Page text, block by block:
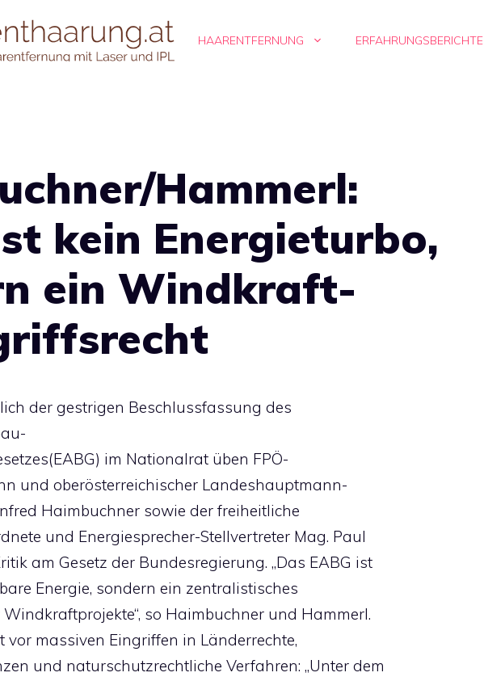
HAARENTFERNUNG ERFAHRUNGSBERICHTE
Hammerl:
kein Energieturbo,
ein Windkraft-
der gestrigen Beschlussfassung des
im Nationalrat üben FPÖ-
und oberösterreichischer Landeshauptmann-
Haimbuchner sowie der freiheitliche
und Energiesprecher-Stellvertreter Mag. Paul
am Gesetz der Bundesregierung. „Das EABG ist
Energie, sondern ein zentralistisches
so Haimbuchner und Hammerl.
massiven Eingriffen in Länderrechte,
und naturschutzrechtliche Verfahren: „Unter dem